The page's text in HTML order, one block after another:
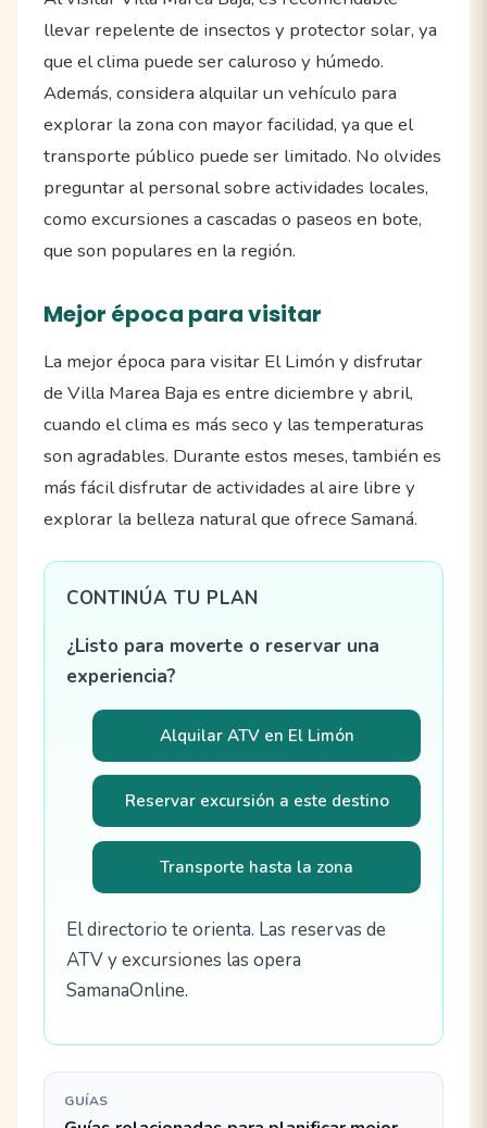
llevar repelente de insectos y protector solar, ya
que el clima puede ser caluroso y húmedo.
Además, considera alquilar un vehículo para
explorar la zona con mayor facilidad, ya que el
transporte público puede ser limitado. No olvides
preguntar al personal sobre actividades locales,
como excursiones a cascadas o paseos en bote,
que son populares en la región.
Mejor época para visitar
La mejor época para visitar El Limón y disfrutar
de Villa Marea Baja es entre diciembre y abril,
cuando el clima es más seco y las temperaturas
son agradables. Durante estos meses, también es
más fácil disfrutar de actividades al aire libre y
explorar la belleza natural que ofrece Samaná.
CONTINÚA TU PLAN
¿Listo para moverte o reservar una
experiencia?
Alquilar ATV en El Limón
Reservar excursión a este destino
Transporte hasta la zona
El directorio te orienta. Las reservas de
ATV y excursiones las opera
SamanaOnline.
GUÍAS